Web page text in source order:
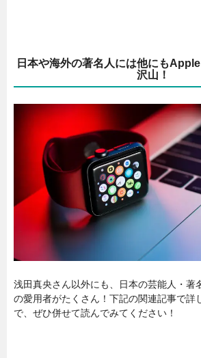
日本や海外の著名人には他にも
沢山！
浅田真央さん以外にも、日本の芸能人・著
の愛用者がたくさん！下記の関連記事で詳
で、ぜひ併せて読んでみてください！